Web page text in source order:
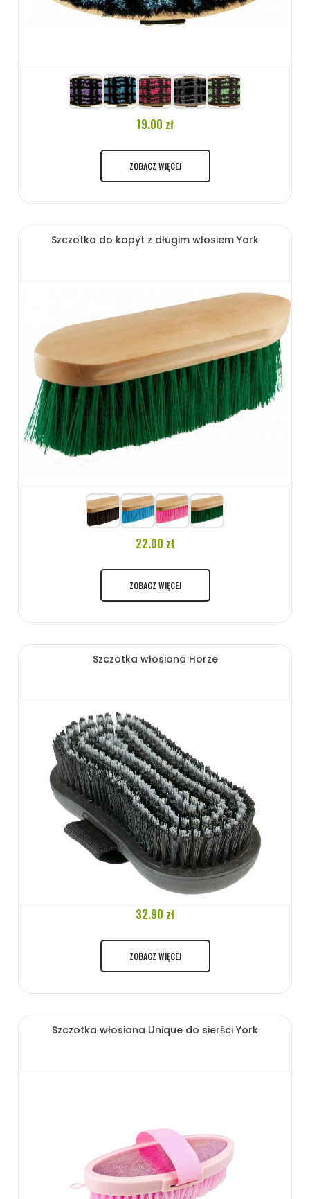
19.00 zł
ZOBACZ WIĘCEJ
Szczotka do kopyt z długim włosiem York
22.00 zł
ZOBACZ WIĘCEJ
Szczotka włosiana Horze
32.90 zł
ZOBACZ WIĘCEJ
Szczotka włosiana Unique do sierści York